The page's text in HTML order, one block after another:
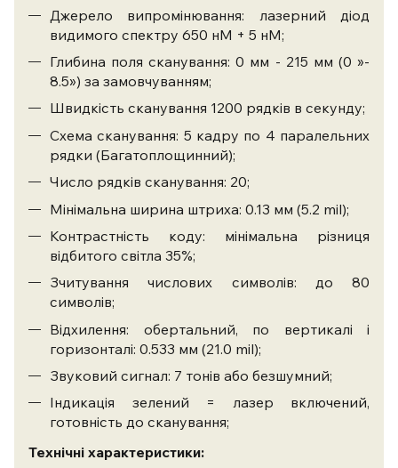
Джерело випромінювання: лазерний діод
видимого спектру 650 нМ + 5 нМ;
Глибина поля сканування: 0 мм - 215 мм (0 »-
8.5») за замовчуванням;
Швидкість сканування 1200 рядків в секунду;
Схема сканування: 5 кадру по 4 паралельних
рядки (Багатоплощинний);
Число рядків сканування: 20;
Мінімальна ширина штриха: 0.13 мм (5.2 mil);
Контрастність коду: мінімальна різниця
відбитого світла 35%;
Зчитування числових символів: до 80
символів;
Відхилення: обертальний, по вертикалі і
горизонталі: 0.533 мм (21.0 mil);
Звуковий сигнал: 7 тонів або безшумний;
Індикація зелений = лазер включений,
готовність до сканування;
Технічні характеристики: